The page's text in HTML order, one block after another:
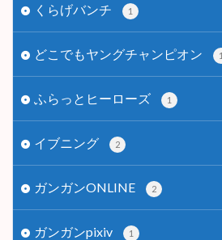
くらげバンチ 1
どこでもヤングチャンピオン 1
ふらっとヒーローズ 1
イブニング 2
ガンガンONLINE 2
ガンガンpixiv 1